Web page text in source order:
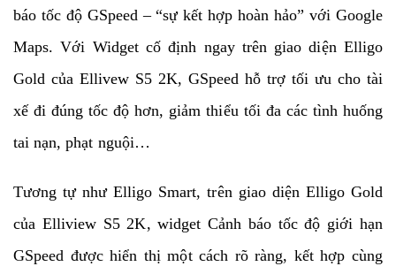
báo tốc độ GSpeed – “sự kết hợp hoàn hảo” với Google
Maps. Với Widget cố định ngay trên giao diện Elligo
Gold của Ellivew S5 2K, GSpeed hỗ trợ tối ưu cho tài
xế đi đúng tốc độ hơn, giảm thiểu tối đa các tình huống
tai nạn, phạt nguội…
Tương tự như Elligo Smart, trên giao diện Elligo Gold
của Elliview S5 2K, widget Cảnh báo tốc độ giới hạn
GSpeed được hiển thị một cách rõ ràng, kết hợp cùng